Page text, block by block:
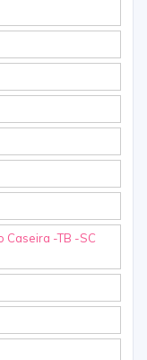
Caseira -TB -SC